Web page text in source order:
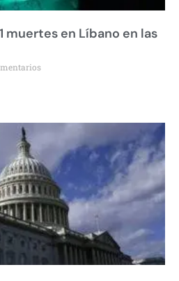
muertes en Líbano en las